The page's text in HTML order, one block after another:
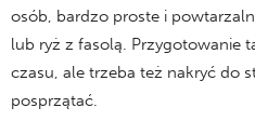
osób, bardzo proste i
lub ryż z fasolą. Przygotowanie
czasu, ale trzeba też nakryć do
posprzątać.